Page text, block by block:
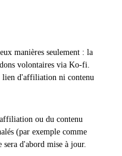
manières seulement : la
volontaires via Ko-fi.
lien d'affiliation ni contenu
ou du contenu
(par exemple comme
d'abord mise à jour.